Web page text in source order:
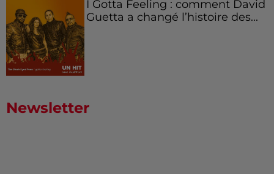
I Gotta Feeling : comment David
Guetta a changé l’histoire des...
Newsletter